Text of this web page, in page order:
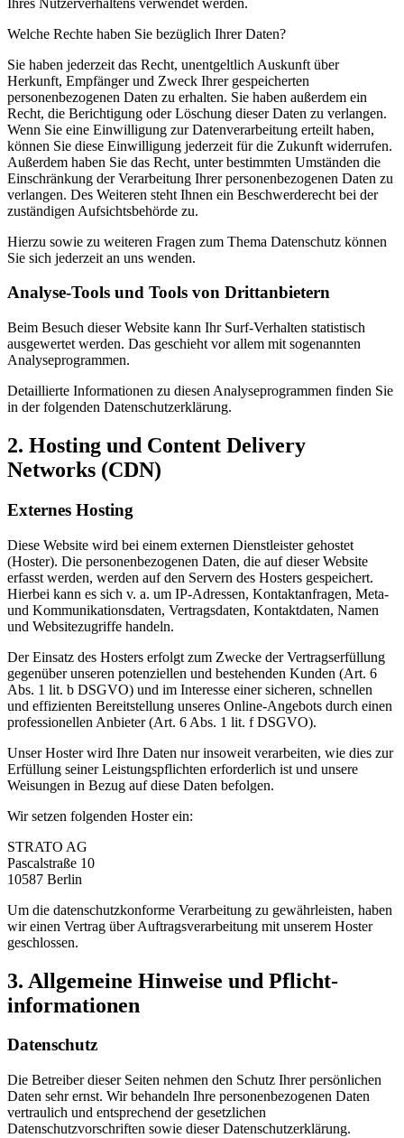
Welche Rechte haben Sie bezüglich Ihrer Daten?
Sie haben jederzeit das Recht, unentgeltlich Auskunft über
Herkunft, Empfänger und Zweck Ihrer gespeicherten
personenbezogenen Daten zu erhalten. Sie haben außerdem ein
Recht, die Berichtigung oder Löschung dieser Daten zu verlangen.
Wenn Sie eine Einwilligung zur Datenverarbeitung erteilt haben,
können Sie diese Einwilligung jederzeit für die Zukunft widerrufen.
Außerdem haben Sie das Recht, unter bestimmten Umständen die
Einschränkung der Verarbeitung Ihrer personenbezogenen Daten zu
verlangen. Des Weiteren steht Ihnen ein Beschwerderecht bei der
zuständigen Aufsichtsbehörde zu.
Hierzu sowie zu weiteren Fragen zum Thema Datenschutz können
Sie sich jederzeit an uns wenden.
Analyse-Tools und Tools von Dritt­anbietern
Beim Besuch dieser Website kann Ihr Surf-Verhalten statistisch
ausgewertet werden. Das geschieht vor allem mit sogenannten
Analyseprogrammen.
Detaillierte Informationen zu diesen Analyseprogrammen finden Sie
in der folgenden Datenschutzerklärung.
2. Hosting und Content Delivery
Networks (CDN)
Externes Hosting
Diese Website wird bei einem externen Dienstleister gehostet
(Hoster). Die personenbezogenen Daten, die auf dieser Website
erfasst werden, werden auf den Servern des Hosters gespeichert.
Hierbei kann es sich v. a. um IP-Adressen, Kontaktanfragen, Meta-
und Kommunikationsdaten, Vertragsdaten, Kontaktdaten, Namen
und Websitezugriffe handeln.
Der Einsatz des Hosters erfolgt zum Zwecke der Vertragserfüllung
gegenüber unseren potenziellen und bestehenden Kunden (Art. 6
Abs. 1 lit. b DSGVO) und im Interesse einer sicheren, schnellen
und effizienten Bereitstellung unseres Online-Angebots durch einen
professionellen Anbieter (Art. 6 Abs. 1 lit. f DSGVO).
Unser Hoster wird Ihre Daten nur insoweit verarbeiten, wie dies zur
Erfüllung seiner Leistungspflichten erforderlich ist und unsere
Weisungen in Bezug auf diese Daten befolgen.
Wir setzen folgenden Hoster ein:
STRATO AG
Pascalstraße 10
10587 Berlin
Um die datenschutzkonforme Verarbeitung zu gewährleisten, haben
wir einen Vertrag über Auftragsverarbeitung mit unserem Hoster
geschlossen.
3. Allgemeine Hinweise und Pflicht­
informationen
Datenschutz
Die Betreiber dieser Seiten nehmen den Schutz Ihrer persönlichen
Daten sehr ernst. Wir behandeln Ihre personenbezogenen Daten
vertraulich und entsprechend der gesetzlichen
Datenschutzvorschriften sowie dieser Datenschutzerklärung.